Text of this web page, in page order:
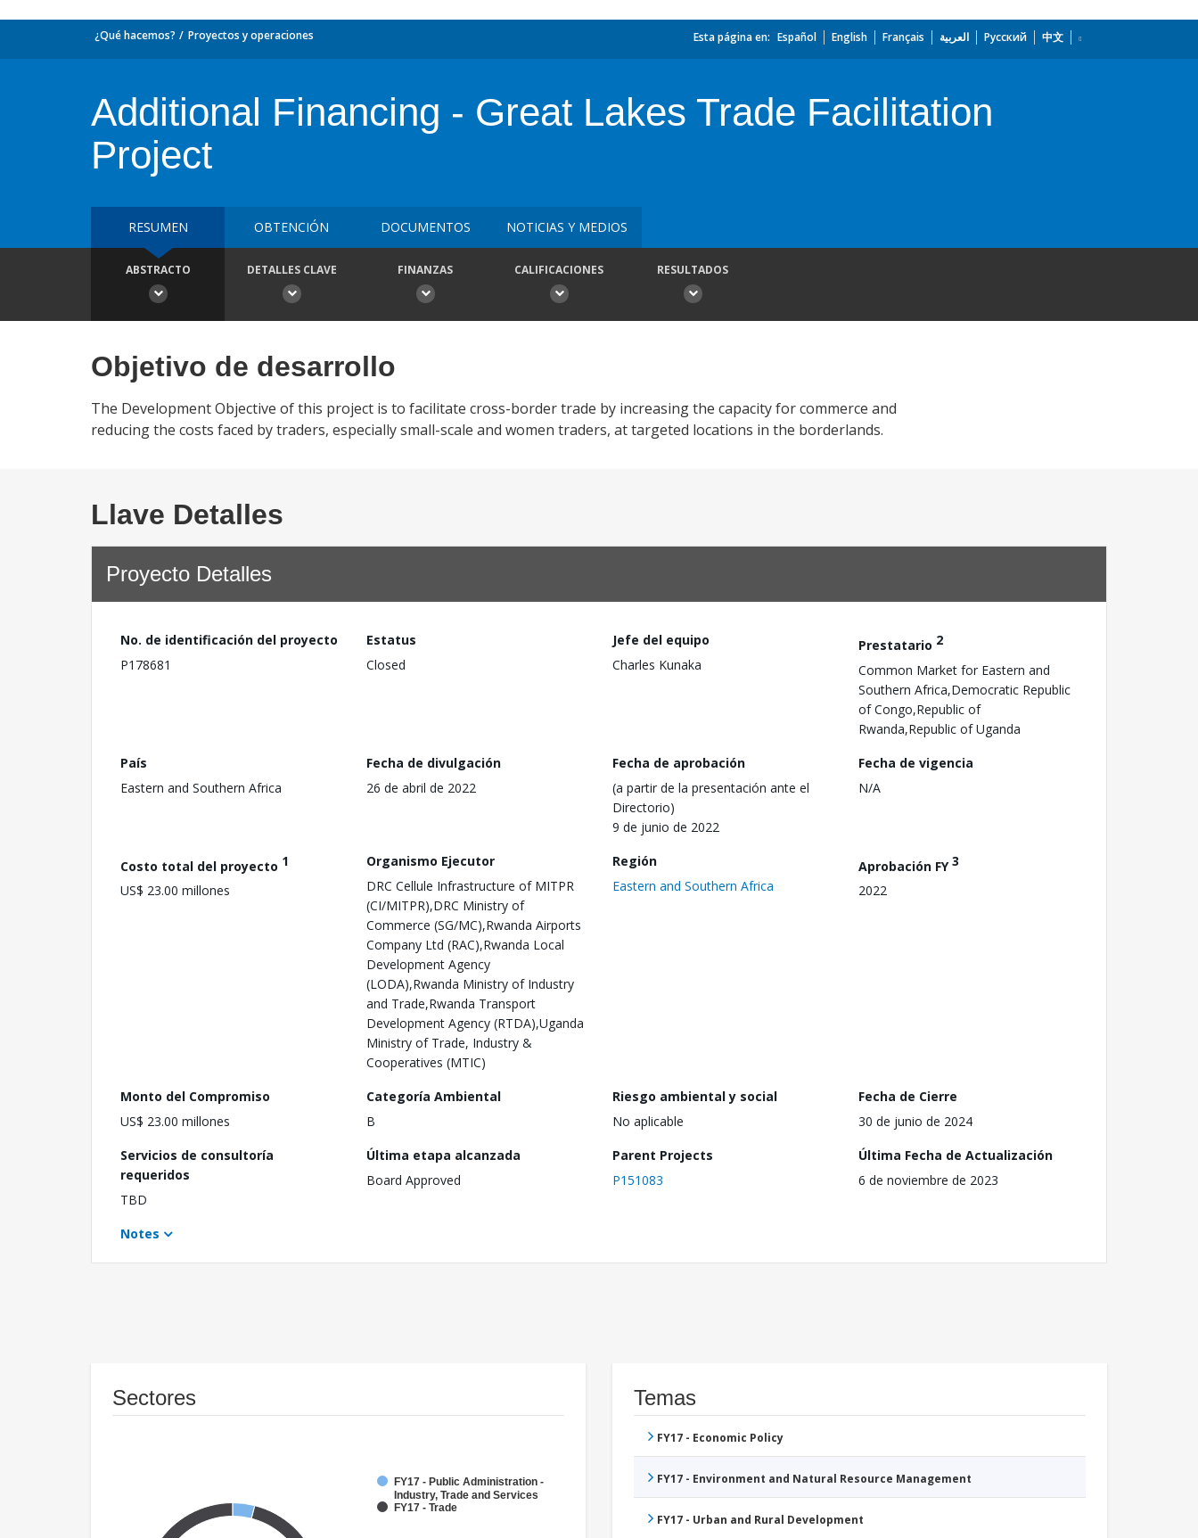
¿Qué hacemos? Proyectos y operaciones Esta página en: Español English Français العربية Русский 中文
Additional Financing - Great Lakes Trade Facilitation
Project
RESUMEN OBTENCIÓN DOCUMENTOS NOTICIAS Y MEDIOS
ABSTRACTO DETALLES CLAVE FINANZAS CALIFICACIONES RESULTADOS
Objetivo de desarrollo
The Development Objective of this project is to facilitate cross-border trade by increasing the capacity for commerce and
reducing the costs faced by traders, especially small-scale and women traders, at targeted locations in the borderlands.
Llave Detalles
Proyecto Detalles
No. de identificación del proyecto
P178681
Estatus
Closed
Jefe del equipo
Charles Kunaka
Prestatario 2
Common Market for Eastern and
Southern Africa,Democratic Republic
of Congo,Republic of
Rwanda,Republic of Uganda
País
Eastern and Southern Africa
Fecha de divulgación
26 de abril de 2022
Fecha de aprobación
(a partir de la presentación ante el
Directorio)
9 de junio de 2022
Fecha de vigencia
N/A
Costo total del proyecto 1
US$ 23.00 millones
Organismo Ejecutor
DRC Cellule Infrastructure of MITPR
(CI/MITPR),DRC Ministry of
Commerce (SG/MC),Rwanda Airports
Company Ltd (RAC),Rwanda Local
Development Agency
(LODA),Rwanda Ministry of Industry
and Trade,Rwanda Transport
Development Agency (RTDA),Uganda
Ministry of Trade, Industry &
Cooperatives (MTIC)
Región
Eastern and Southern Africa
Aprobación FY3
2022
Monto del Compromiso
US$ 23.00 millones
Categoría Ambiental
B
Riesgo ambiental y social
No aplicable
Fecha de Cierre
30 de junio de 2024
Servicios de consultoría
requeridos
TBD
Última etapa alcanzada
Board Approved
Parent Projects
P151083
Última Fecha de Actualización
6 de noviembre de 2023
Notes
Sectores
FY17 - Public Administration -
Industry, Trade and Services
FY17 - Trade
Temas
FY17 - Economic Policy
FY17 - Environment and Natural Resource Management
FY17 - Urban and Rural Development